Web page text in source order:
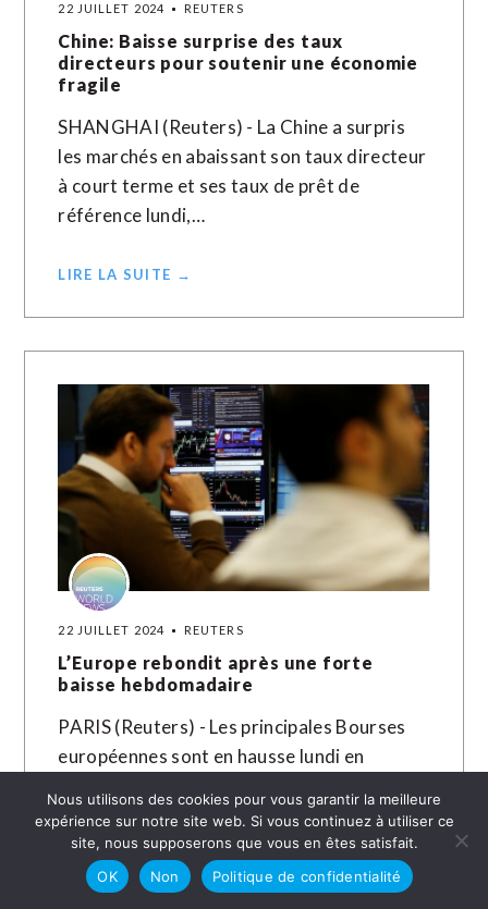
22 JUILLET 2024 REUTERS
Chine: Baisse surprise des taux
directeurs pour soutenir une économie
fragile
SHANGHAI (Reuters) - La Chine a surpris
les marchés en abaissant son taux directeur
à court terme et ses taux de prêt de
référence lundi,…
LIRE LA SUITE →
22 JUILLET 2024 REUTERS
L’Europe rebondit après une forte
baisse hebdomadaire
PARIS (Reuters) - Les principales Bourses
européennes sont en hausse lundi en
hebdomadaire alors que deux annonces
inattendues sont scrutées…
Nous utilisons des cookies pour vous garantir la meilleure
expérience sur notre site web. Si vous continuez à utiliser ce
site, nous supposerons que vous en êtes satisfait.
OK
Non Politique de confidentialité